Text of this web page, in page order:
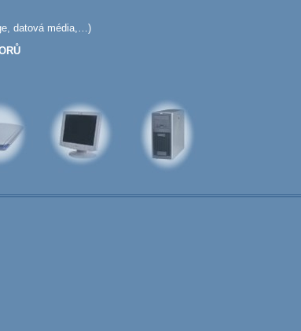
datová média,…)